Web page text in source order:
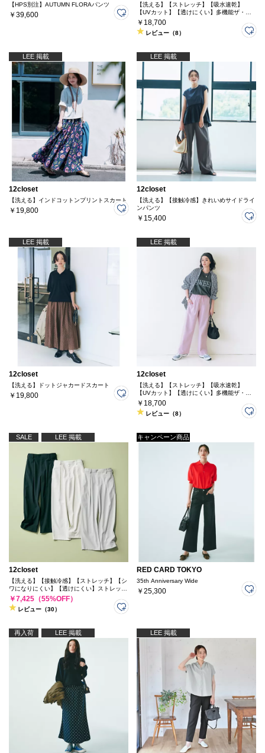
【HPS別注】AUTUMN FLORAパンツ
￥39,600
【洗える】【ストレッチ】【吸水速乾】
【UVカット】【透けにくい】多機能ザ・エ
ブリバディパンツ
￥18,700
レビュー（8）
LEE 掲載
12closet
【洗える】インドコットンプリントスカート
￥19,800
LEE 掲載
12closet
【洗える】【接触冷感】きれいめサイドライ
ンパンツ
￥15,400
LEE 掲載
12closet
【洗える】ドットジャカードスカート
￥19,800
LEE 掲載
12closet
【洗える】【ストレッチ】【吸水速乾】
【UVカット】【透けにくい】多機能ザ・エ
ブリバディパンツ
￥18,700
レビュー（8）
SALE LEE 掲載
12closet
【洗える】【接触冷感】【ストレッチ】【シ
ワになりにくい】【透けにくい】ストレッチ
＆シワになりにくいドライ素材のタックパン
ツ
￥7,425（55%OFF）
レビュー（30）
キャンペーン商品
RED CARD TOKYO
35th Anniversary Wide
￥25,300
再入荷 LEE 掲載 LEE 掲載